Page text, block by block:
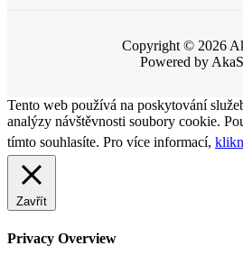
Copyright © 2026
Powered by
Tento web používá na poskytování
analýzy návštěvnosti soubory cookie.
tímto souhlasíte. Pro více informací,
Zavřít
Privacy Overview